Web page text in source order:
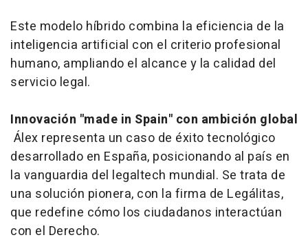
Este modelo híbrido combina la eficiencia de la
inteligencia artificial con el criterio profesional
humano, ampliando el alcance y la calidad del
servicio legal.
Innovación "made in Spain" con ambición global
Álex representa un caso de éxito tecnológico
desarrollado en España, posicionando al país en
la vanguardia del legaltech mundial. Se trata de
una solución pionera, con la firma de Legálitas,
que redefine cómo los ciudadanos interactúan
con el Derecho.